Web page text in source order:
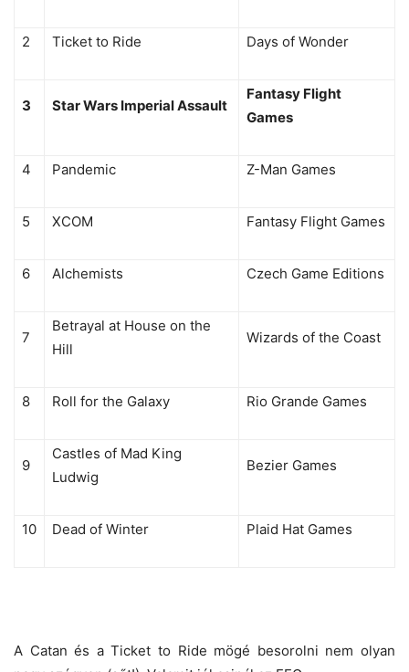
2 Ticket to Ride Days of Wonder
3 Star Wars Imperial Assault
Fantasy Flight
Games
4 Pandemic Z-Man Games
5 XCOM Fantasy Flight Games
6 Alchemists Czech Game Editions
7
Betrayal at House on the
Hill
Wizards of the Coast
8 Roll for the Galaxy Rio Grande Games
9
Castles of Mad King
Ludwig
Bezier Games
10 Dead of Winter Plaid Hat Games
A Catan és a Ticket to Ride mögé besorolni nem olyan